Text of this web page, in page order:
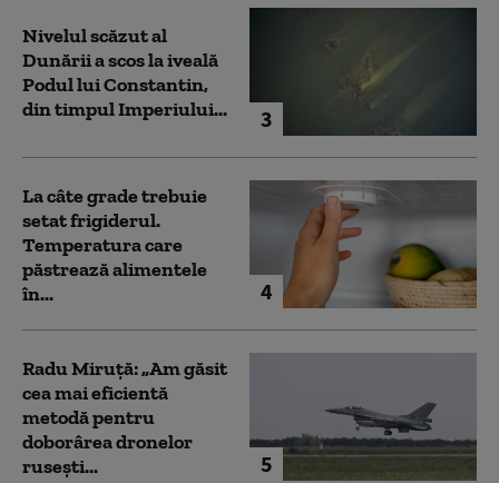
3
Nivelul scăzut al
Dunării a scos la iveală
Podul lui Constantin,
din timpul Imperiului...
4
La câte grade trebuie
setat frigiderul.
Temperatura care
păstrează alimentele
în...
5
Radu Miruță: „Am găsit
cea mai eficientă
metodă pentru
doborârea dronelor
rusești...